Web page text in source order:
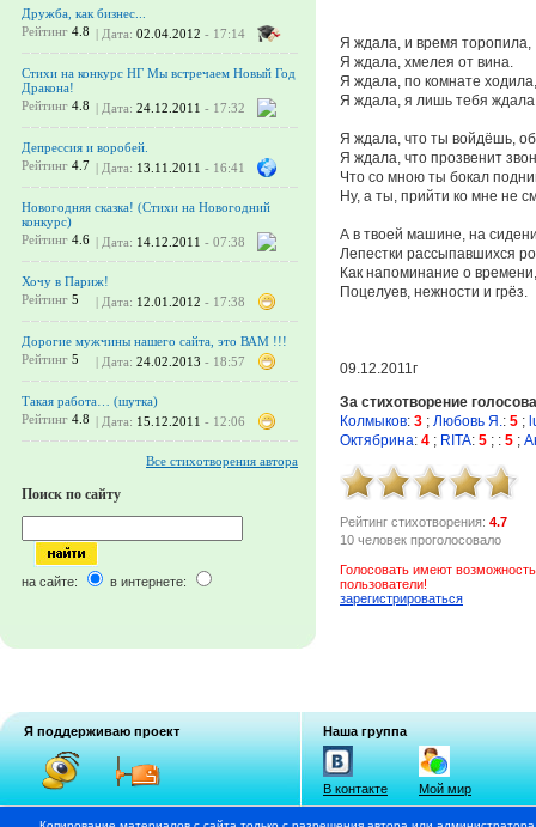
Дружба, как бизнес...
Рейтинг 4.8 | Дата: 02.04.2012 - 17:14
Стихи на конкурс НГ Мы встречаем Новый Год
Дракона!
Рейтинг 4.8 | Дата: 24.12.2011 - 17:32
Депрессия и воробей.
Рейтинг 4.7 | Дата: 13.11.2011 - 16:41
Новогодняя сказка! (Стихи на Новогодний
конкурс)
Рейтинг 4.6 | Дата: 14.12.2011 - 07:38
Хочу в Париж!
Рейтинг 5 | Дата: 12.01.2012 - 17:38
Дорогие мужчины нашего сайта, это ВАМ !!!
Рейтинг 5 | Дата: 24.02.2013 - 18:57
Такая работа… (шутка)
Рейтинг 4.8 | Дата: 15.12.2011 - 12:06
Все стихотворения автора
Поиск по сайту
на сайте: в интернете:
Я ждала, и время торопила,
Я ждала, хмелея от вина.
Я ждала, по комнате ходила,
Я ждала, я лишь тебя
Я ждала, что ты войдёшь,
Я ждала, что прозвенит
Что со мною ты бокал
Ну, а ты, прийти ко мне не
А в твоей машине, на
Лепестки рассыпавшихся
Как напоминание о времени,
Поцелуев, нежности и грёз.
09.12.2011г
За стихотворение
Колмыков: 3 ; Любовь Я. : 5 ;
Октябрина: 4 ; RITA: 5 ; : 5 ;
Рейтинг стихотворения: 4.7
10 человек проголосовало
Голосовать имеют
пользователи!
зарегистрироваться
Я поддерживаю проект Наша группа
В контакте Мой мир